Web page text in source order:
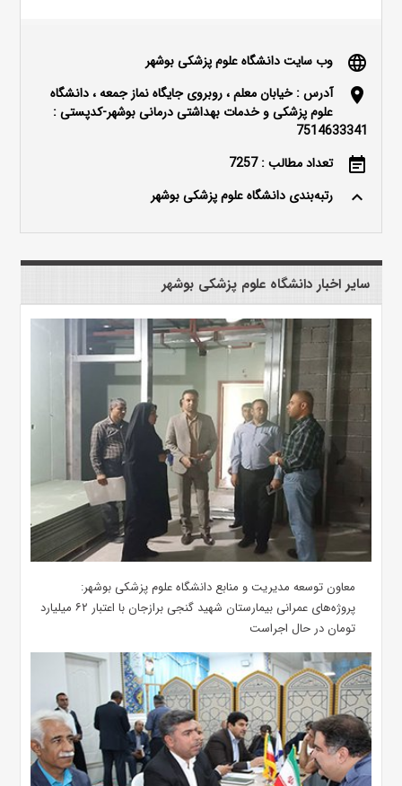
language وب سایت دانشگاه علوم پزشکی بوشهر
location_on
آدرس : خیابان معلم ، روبروی جایگاه نماز جمعه ، دانشگاه
علوم پزشکی و خدمات بهداشتی درمانی بوشهر-کدپستی :
7514633341
event_note تعداد مطالب : 7257
keyboard_arrow_up رتبه‌بندی دانشگاه علوم پزشکی بوشهر
سایر اخبار دانشگاه علوم پزشکی بوشهر
معاون توسعه مدیریت و منابع دانشگاه علوم پزشکی بوشهر:
پروژه‌های عمرانی بیمارستان شهید گنجی برازجان با اعتبار ۶۲ میلیارد
تومان در حال اجراست